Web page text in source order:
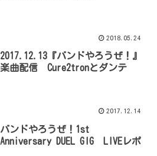
2018.05.24
2017.12.13『バンドやろうぜ！』
楽曲配信 Cure2tronとダンテ
2017.12.14
バンドやろうぜ！1st
Anniversary DUEL GIG LIVEレポ